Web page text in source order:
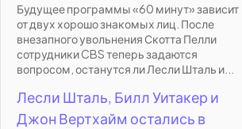
Будущее программы «60 минут» зависит
от двух хорошо знакомых лиц. После
внезапного увольнения Скотта Пелли
сотрудники CBS теперь задаются
вопросом, останутся ли Лесли Шталь и...
Лесли Шталь, Билл Уитакер и
Джон Вертхайм остались в